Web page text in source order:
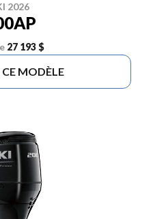
2026
27 193 $
MODÈLE